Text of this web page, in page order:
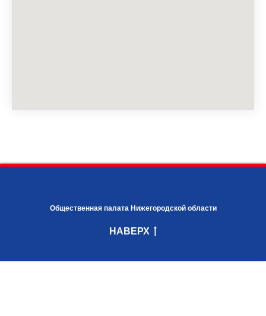
Общественная палата Нижегородской области
НАВЕРХ